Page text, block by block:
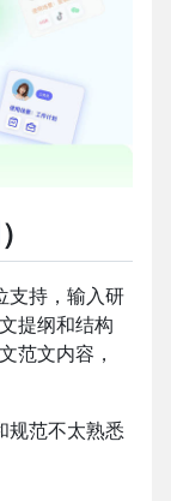
）
支持，输入研
提纲和结构
范文内容，
规范不太熟悉